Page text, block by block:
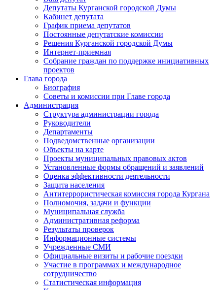
Депутаты Курганской городской Думы
Кабинет депутата
График приема депутатов
Постоянные депутатские комиссии
Решения Курганской городской Думы
Интернет-приемная
Собрание граждан по поддержке инициативных
проектов
Глава города
Биография
Советы и комиссии при Главе города
Администрация
Структура администрации города
Руководители
Департаменты
Подведомственные организации
Объекты на карте
Проекты муниципальных правовых актов
Установленные формы обращений и заявлений
Оценка эффективности деятельности
Защита населения
Антитеррористическая комиссия города Кургана
Полномочия, задачи и функции
Муниципальная служба
Административная реформа
Результаты проверок
Информационные системы
Учрежденные СМИ
Официальные визиты и рабочие поездки
Участие в программах и международное
сотрудничество
Статистическая информация